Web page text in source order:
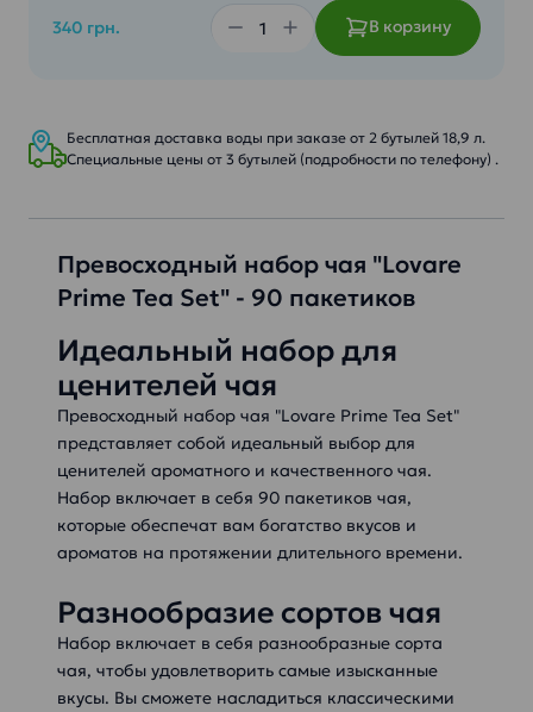
340 грн. В корзину
Бесплатная доставка воды при заказе от 2 бутылей 18,9 л.
Специальные цены от 3 бутылей (подробности по телефону) .
Превосходный набор чая "Lovare
Prime Tea Set" - 90 пакетиков
Идеальный набор для
ценителей чая
Превосходный набор чая "Lovare Prime Tea Set"
представляет собой идеальный выбор для
ценителей ароматного и качественного чая.
Набор включает в себя 90 пакетиков чая,
которые обеспечат вам богатство вкусов и
ароматов на протяжении длительного времени.
Разнообразие сортов чая
Набор включает в себя разнообразные сорта
чая, чтобы удовлетворить самые изысканные
вкусы. Вы сможете насладиться классическими